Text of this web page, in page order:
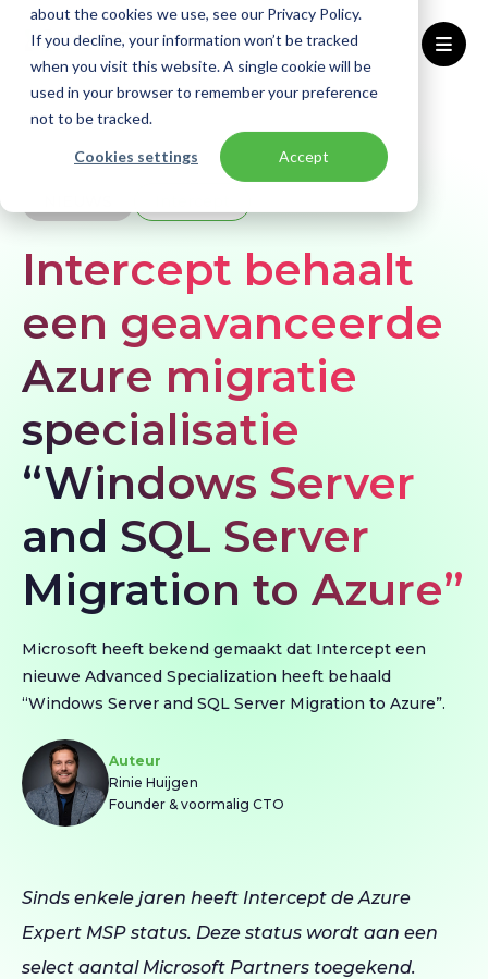
about the cookies we use, see our Privacy Policy.
If you decline, your information won’t be tracked
when you visit this website. A single cookie will be
used in your browser to remember your preference
not to be tracked.
Cookies settings Accept
Home Kennisbank
Nieuws
Intercept behaalt
een geavanceerde
Azure migratie
specialisatie
“Windows Server
and SQL Server
Migration to Azure”
Microsoft heeft bekend gemaakt dat Intercept een
nieuwe Advanced Specialization heeft behaald
“Windows Server and SQL Server Migration to Azure”.
Auteur
Rinie Huijgen
Founder & voormalig CTO
Sinds enkele jaren heeft Intercept de Azure
Expert MSP status. Deze status wordt aan een
select aantal Microsoft Partners toegekend.